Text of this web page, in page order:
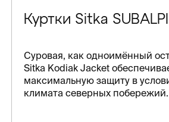
Куртки Sitka
Суровая, как одноимённый
Sitka Kodiak Jacket
максимальную защиту в
климата северных побережий.